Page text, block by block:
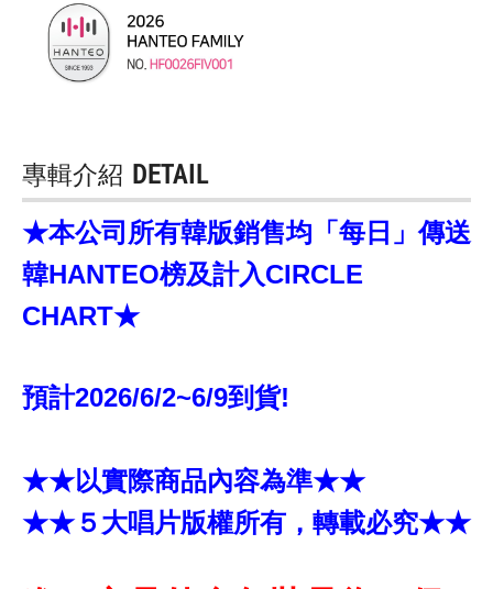
專輯介紹 DETAIL
★本公司所有韓版銷售均「每日」傳送
韓HANTEO榜及計入CIRCLE
CHART★
預計2026/6/2~6/9到貨!
★★以實際商品內容為準★★
★★５大唱片版權所有，轉載必究★★